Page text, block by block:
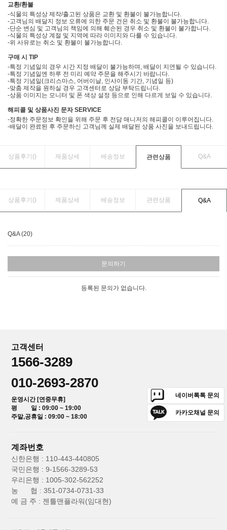
교환/환불
-식물의 특성상 제작/출고된 상품은 교환 및 환불이 불가능합니다.
-고객님의 배달지 정보 오류에 의한 주문 건은 취소 및 환불이 불가능합니다.
-단순 변심 및 고객님의 책임에 의해 훼손된 경우 취소 및 환불이 불가합니다.
-식물의 특성상 계절 및 지역에 따라 이미지와 다를 수 있습니다.
-위 사유로는 취소 및 환불이 불가능합니다.
구매 시 TIP
-특정 기념일의 경우 시간 지정 배달이 불가능하며, 배달이 지연될 수 있습니다.
-특정 기념일엔 하루 전 미리 예약 주문을 해주시기 바랍니다.
-특정 기념일(크리스마스, 어버이날, 인사이동 기간, 기념일 등)
-맞춤 제작을 원하실 경우 고객센터로 상담 부탁드립니다.
-상품 이미지는 모니터 및 폰 색상 설정 등으로 인해 다르게 보일 수 있습니다.
해피콜 및 상품사진 문자 SERVICE
-정확한 주문정보 확인을 위해 주문 후 전담 매니저의 해피콜이 이루어집니다.
-배달이 완료된 후 주문하신 고객님께 실제 배달된 상품 사진을 보내드립니다.
상품후기() 제품상세 배송정보 관련상품 Q&A
상품후기() 제품상세 배송정보 관련상품 Q&A
Q&A (20)
문의하기
등록된 문의가 없습니다.
고객센터
1566-3289
010-2693-2870
운영시간 [연중무휴]
평 일 : 09:00 ~ 19:00
주말,공휴일 : 09:00 ~ 18:00
네이버톡톡 문의
카카오채널 문의
계좌번호
신한은행 : 110-443-440805
국민은행 : 9-1566-3289-53
우리은행 : 1005-302-562252
농 협 : 351-0734-0731-33
예 금 주 : 젠틀맨플라워(임대현)